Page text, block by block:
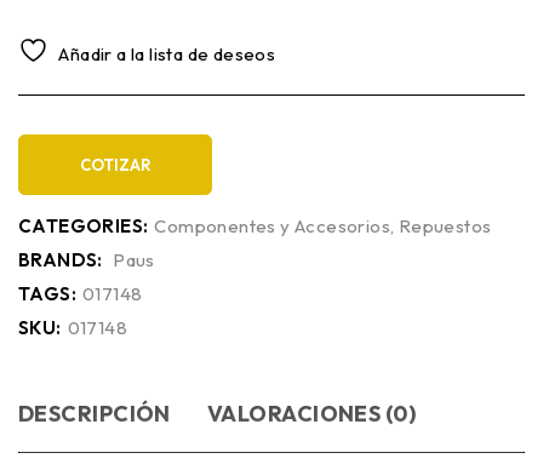
Añadir a la lista de deseos
COTIZAR
CATEGORIES: Componentes y Accesorios, Repuestos
BRANDS: Paus
TAGS: 017148
SKU: 017148
DESCRIPCIÓN VALORACIONES (0)